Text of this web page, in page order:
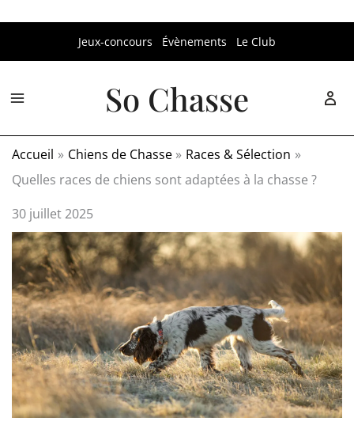
Jeux-concours Évènements Le Club
So Chasse
Accueil Chiens de Chasse
Races & Sélection
Quelles races de chiens sont adaptées à la chasse ?
30 juillet 2025